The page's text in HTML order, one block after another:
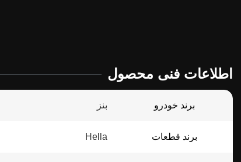
اطلاعات فنی محصول
برند خودرو بنز
برند قطعات Hella